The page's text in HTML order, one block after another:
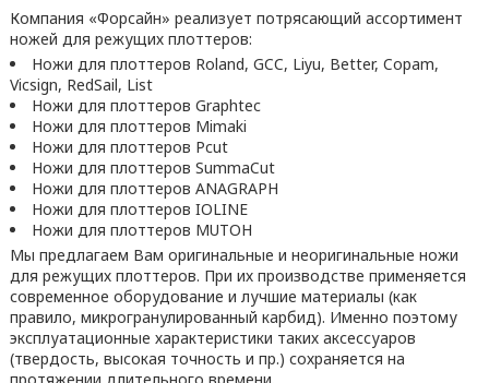
Компания «Форсайн» реализует потрясающий ассортимент
ножей для режущих плоттеров:
Ножи для плоттеров Roland, GCC, Liyu, Better, Copam,
Vicsign, RedSail, List
Ножи для плоттеров Graphtec
Ножи для плоттеров Mimaki
Ножи для плоттеров Pcut
Ножи для плоттеров SummaCut
Ножи для плоттеров ANAGRAPH
Ножи для плоттеров IOLINE
Ножи для плоттеров MUTOH
Мы предлагаем Вам оригинальные и неоригинальные ножи
для режущих плоттеров. При их производстве применяется
современное оборудование и лучшие материалы (как
правило, микрогранулированный карбид). Именно поэтому
эксплуатационные характеристики таких аксессуаров
(твердость, высокая точность и пр.) сохраняется на